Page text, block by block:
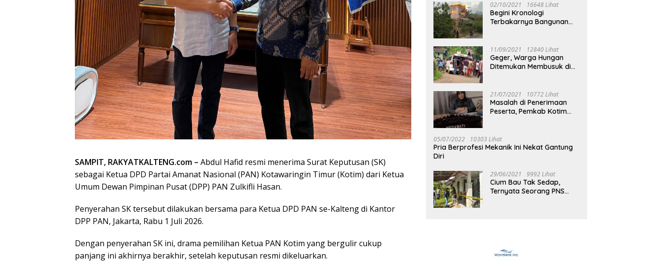
SAMPIT, RAKYATKALTENG.com – Abdul Hafid resmi menerima Surat Keputusan (SK)
sebagai Ketua DPD Partai Amanat Nasional (PAN) Kotawaringin Timur (Kotim) dari Ketua
Umum Dewan Pimpinan Pusat (DPP) PAN Zulkifli Hasan.
Penyerahan SK tersebut dilakukan bersama para Ketua DPD PAN se-Kalteng di Kantor
DPP PAN, Jakarta, Rabu 1 Juli 2026.
Dengan penyerahan SK ini, drama pemilihan Ketua PAN Kotim yang bergulir cukup
panjang ini akhirnya berakhir, setelah keputusan resmi dikeluarkan.
02/10/2021 16648 Lihat
Begini Kronologi
Terbakarnya Bangunan
11/09/2021 12840 Lihat
Geger, Warga Hungan
Ditemukan Membusuk di
21/07/2021 10772 Lihat
Masalah di Penerimaan
Peserta, Pemkab Kotim
05/07/2022 10303 Lihat
Pria Berprofesi Mekanik Ini Nekat Gantung
Diri
29/06/2021 9992 Lihat
Cium Bau Tak Sedap,
Ternyata Seorang PNS